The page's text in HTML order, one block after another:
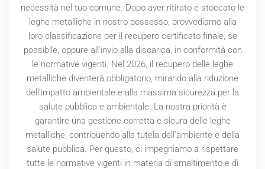
necessità nel tuo comune. Dopo aver ritirato e stoccato le
leghe metalliche in nostro possesso, provvediamo alla
loro classificazione per il recupero certificato finale, se
possibile, oppure all'invio alla discarica, in conformità con
le normative vigenti. Nel 2026, il recupero delle leghe
metalliche diventerà obbligatorio, mirando alla riduzione
dell'impatto ambientale e alla massima sicurezza per la
salute pubblica e ambientale. La nostra priorità è
garantire una gestione corretta e sicura delle leghe
metalliche, contribuendo alla tutela dell'ambiente e della
salute pubblica. Per questo, ci impegniamo a rispettare
tutte le normative vigenti in materia di smaltimento e di